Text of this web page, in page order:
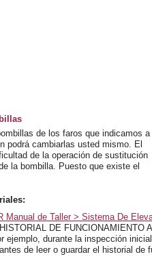
de los faros que indicamos a
podrá cambiarlas usted mismo. El
de la operación de sustitución
la bombilla. Puesto que existe el
Manual de Taller > Sistema De
DE
ejemplo, durante la inspección
de leer o guardar el historial de